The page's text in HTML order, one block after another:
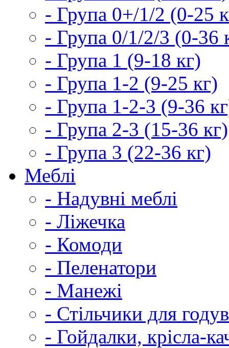
- Група 0+/1/2 (0-25
- Група 0/1/2/3 (0-36
- Група 1 (9-18 кг)
- Група 1-2 (9-25 кг)
- Група 1-2-3 (9-36
- Група 2-3 (15-36 кг)
- Група 3 (22-36 кг)
Меблі
- Надувні меблі
- Ліжечка
- Комоди
- Пеленатори
- Манежі
- Стільчики для
- Гойдалки, крісла-